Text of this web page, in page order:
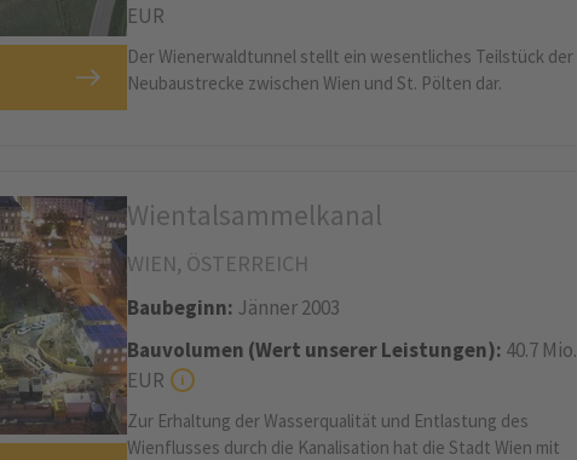
EUR
Der Wienerwaldtunnel stellt ein wesentliches Teilstück der
Neubaustrecke zwischen Wien und St. Pölten dar.
Wientalsammelkanal
WIEN, ÖSTERREICH
Baubeginn: Jänner 2003
Bauvolumen (Wert unserer Leistungen): 40.7 Mio.
EUR
Zur Erhaltung der Wasserqualität und Entlastung des
Wienflusses durch die Kanalisation hat die Stadt Wien mit